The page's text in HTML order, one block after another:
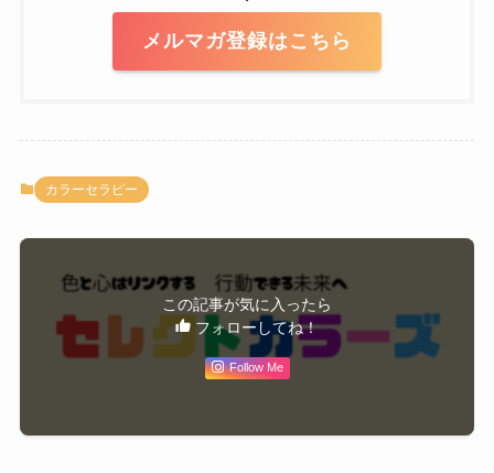
メルマガ登録はこちら
カラーセラピー
この記事が気に入ったら
フォローしてね！
Follow Me